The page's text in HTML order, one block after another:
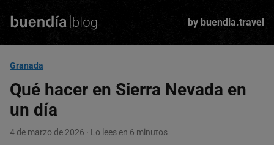
by buendia.travel
Granada
Qué hacer en Sierra Nevada en
un día
4 de marzo de 2026 · Lo lees en 6 minutos